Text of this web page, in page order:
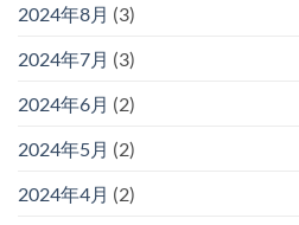
2024年8月 (3)
2024年7月 (3)
2024年6月 (2)
2024年5月 (2)
2024年4月 (2)